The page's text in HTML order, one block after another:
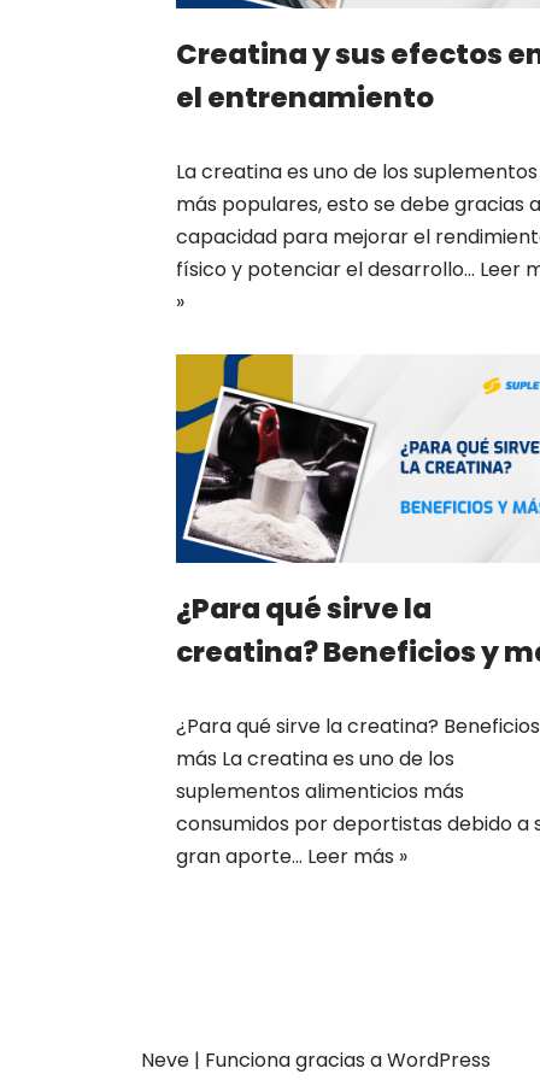
Creatina y sus efectos
el entrenamiento
La creatina es uno de los suplementos
más populares, esto se debe gracias
capacidad para mejorar el
físico y potenciar el desarrollo… Leer
»
¿Para qué sirve la
creatina? Beneficios y
¿Para qué sirve la creatina?
más La creatina es uno de los
suplementos alimenticios más
consumidos por deportistas debido a
gran aporte… Leer más »
Neve | Funciona gracias aWordPress